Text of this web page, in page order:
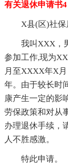
有关退休申请书4
X县(区)社保
我叫XXX，
参加工作,现为
月至XXXX年X
年。由于较长时
康产生一定的影
劳保政策和对从
办理退休手续，
人不胜感激。
特此申请。